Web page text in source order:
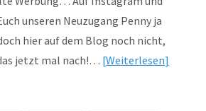
unseren Neuzugang Penny ja
hier auf dem Blog noch nicht,
jetzt mal nach!… Weiterlesen